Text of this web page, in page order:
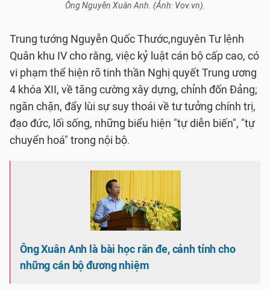
Ông Nguyễn Xuân Anh. (Ảnh: Vov.vn).
Trung tướng Nguyễn Quốc Thước,nguyên Tư lệnh
Quân khu IV cho rằng, việc kỷ luật cán bộ cấp cao, có
vi phạm thể hiện rõ tinh thần Nghị quyết Trung ương
4 khóa XII, về tăng cường xây dựng, chỉnh đốn Đảng;
ngăn chặn, đẩy lùi sự suy thoái về tư tưởng chính trị,
đạo đức, lối sống, những biểu hiện "tự diễn biến", "tự
chuyển hoá" trong nội bộ.
Ông Xuân Anh là bài học răn đe, cảnh tỉnh cho
những cán bộ đương nhiệm